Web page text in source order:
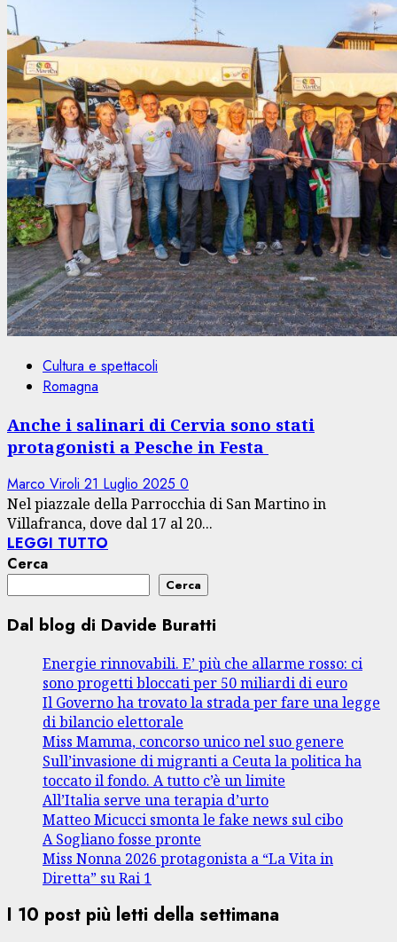
Cultura e spettacoli
Romagna
Anche i salinari di Cervia sono stati
protagonisti a Pesche in Festa
Marco Viroli 21 Luglio 2025 0
Nel piazzale della Parrocchia di San Martino in
Villafranca, dove dal 17 al 20...
LEGGI TUTTO
Cerca
Cerca
Dal blog di Davide Buratti
Energie rinnovabili. E’ più che allarme rosso: ci
sono progetti bloccati per 50 miliardi di euro
Il Governo ha trovato la strada per fare una legge
di bilancio elettorale
Miss Mamma, concorso unico nel suo genere
Sull’invasione di migranti a Ceuta la politica ha
toccato il fondo. A tutto c’è un limite
All’Italia serve una terapia d’urto
Matteo Micucci smonta le fake news sul cibo
A Sogliano fosse pronte
Miss Nonna 2026 protagonista a “La Vita in
Diretta” su Rai 1
I 10 post più letti della settimana